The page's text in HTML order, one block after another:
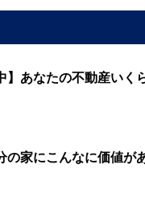
】あなたの不動産いく
の家にこんなに価値